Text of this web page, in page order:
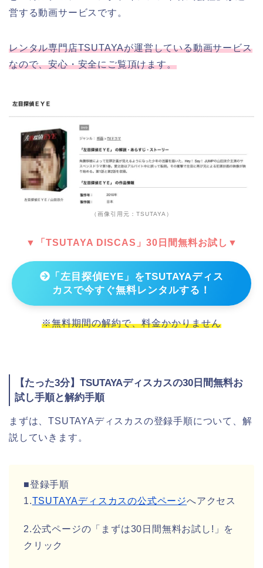
営する動画サービスです。
レンタル専門店TSUTAYAが運営している動画サービス
なので、安心・安全にご覧頂けます。
（画像引用元：TSUTAYA）
▼「TSUTAYA DISCAS」30日間無料お試し▼
「左目探偵EYE」をTSUTAYAディス
カスで今すぐ無料レンタルする！
※無料期間の解約で、料金かかりません
【たった3分】TSUTAYAディスカスの30日間無料お
試し手順と解約手順
まずは、TSUTAYAディスカスの登録手順について、解
説していきます。
■登録手順
1.TSUTAYAディスカスの公式ページへアクセス
2.公式ページの「まずは30日間無料お試し!」を
クリック